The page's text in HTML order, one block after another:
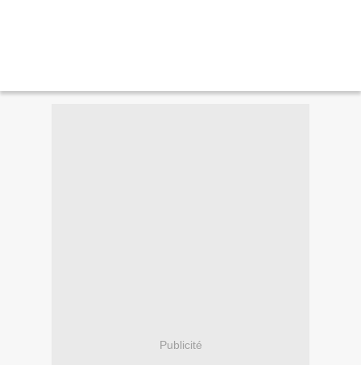
Publicité